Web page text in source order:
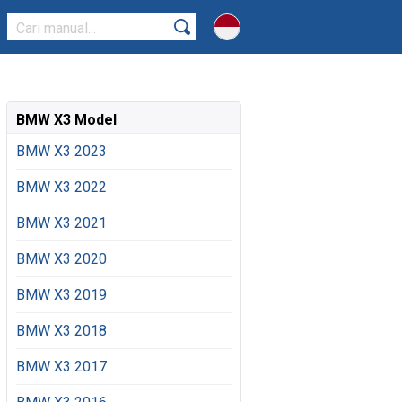
BMW X3 Model
BMW X3 2023
BMW X3 2022
BMW X3 2021
BMW X3 2020
BMW X3 2019
BMW X3 2018
BMW X3 2017